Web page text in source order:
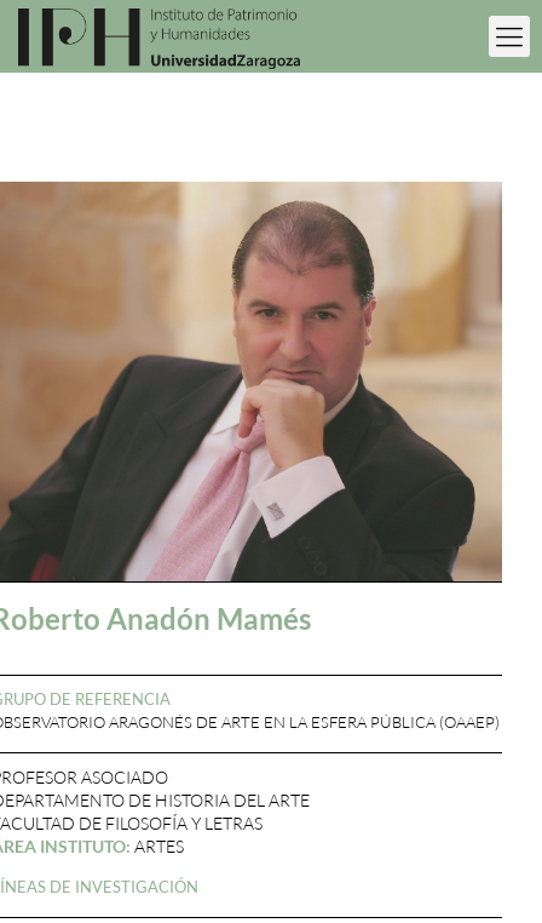
Anadón Mamés
DE REFERENCIA
ARAGONÉS DE ARTE EN LA ESFERA PÚBLICA (OAAEP)
ASOCIADO
DE HISTORIA DEL ARTE
DE FILOSOFÍA Y LETRAS
INSTITUTO: ARTES
DE INVESTIGACIÓN